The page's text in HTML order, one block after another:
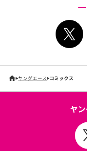
ヤングエース コミックス
ヤ